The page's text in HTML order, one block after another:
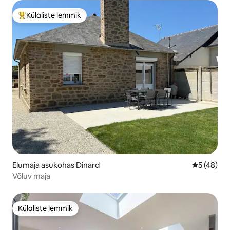
Külaliste suur lemmik
Külaliste lemmik
Elumaja asukohas Dinard Keskmine
5 (48)
Võluv maja
Külaliste lemmik
Külaliste lemmik